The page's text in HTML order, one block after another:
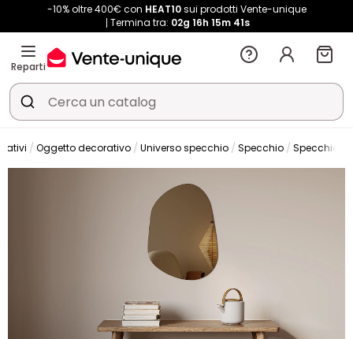
-10% oltre 400€ con HEAT10sui prodotti Vente-unique
Termina tra: 02g 16h 15m 40s
Reparti
Oggetto decorativo Universo specchio Specchio Specchio